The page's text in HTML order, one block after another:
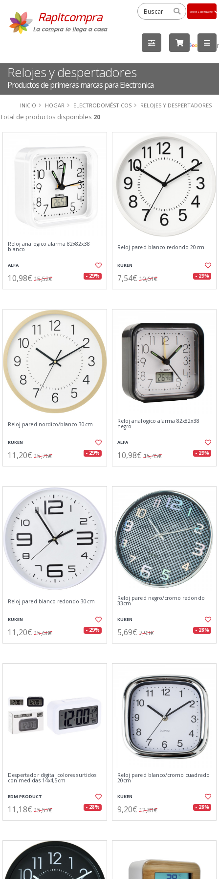
by
Relojes y despertadores
Productos de primeras marcas para Electronica
INICIO HOGAR ELECTRODOMÉSTICOS RELOJES Y DESPERTADORES
Total de productos disponibles 20
Reloj analogico alarma 82x82x38
blanco
ALFA
10,98€ 15,52€ - 29%
Reloj pared blanco redondo 20cm
KUKEN
7,54€ 10,61€ - 29%
Reloj pared nordico/blanco 30cm
KUKEN
11,20€ 15,76€ - 29%
Reloj analogico alarma 82x82x38
negro
ALFA
10,98€ 15,45€ - 29%
Reloj pared blanco redondo 30cm
KUKEN
11,20€ 15,68€ - 29%
Reloj pared negro/cromo redondo
33cm
KUKEN
5,69€ 7,93€ - 28%
Despertador digital colores surtidos
con medidas 14x4,5cm
EDM PRODUCT
11,18€ 15,57€ - 28%
Reloj pared blanco/cromo cuadrado
20cm
KUKEN
9,20€ 12,81€ - 28%